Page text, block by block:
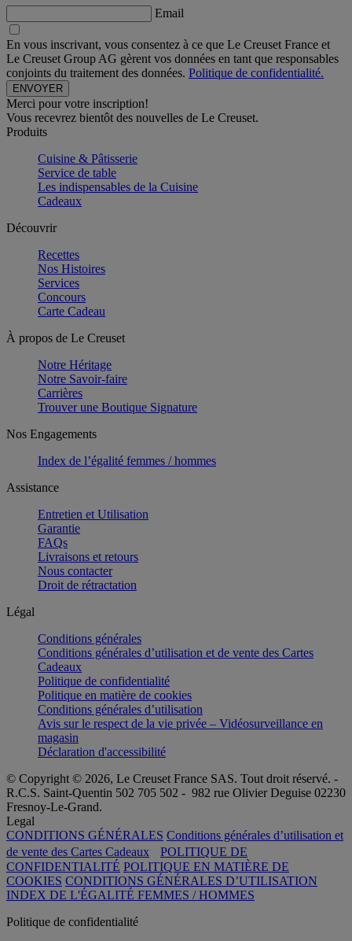
Email
En vous inscrivant, vous consentez à ce que Le Creuset France et
Le Creuset Group AG gèrent vos données en tant que responsables
conjoints du traitement des données. Politique de confidentialité.
Merci pour votre inscription!
Vous recevrez bientôt des nouvelles de Le Creuset.
Produits
Cuisine & Pâtisserie
Service de table
Les indispensables de la Cuisine
Cadeaux
Découvrir
Recettes
Nos Histoires
Services
Concours
Carte Cadeau
À propos de Le Creuset
Notre Héritage
Notre Savoir-faire
Carrières
Trouver une Boutique Signature
Nos Engagements
Index de l’égalité femmes / hommes
Assistance
Entretien et Utilisation
Garantie
FAQs
Livraisons et retours
Nous contacter
Droit de rétractation
Légal
Conditions générales
Conditions générales d’utilisation et de vente des Cartes
Cadeaux
Politique de confidentialité
Politique en matière de cookies
Conditions générales d’utilisation
Avis sur le respect de la vie privée – Vidéosurveillance en
magasin
Déclaration d'accessibilité
© Copyright © 2026, Le Creuset France SAS. Tout droit réservé. -
R.C.S. Saint-Quentin 502 705 502 - 982 rue Olivier Deguise 02230
Fresnoy-Le-Grand.
Legal
CONDITIONS GÉNÉRALES Conditions générales d’utilisation et
de vente des Cartes Cadeaux
POLITIQUE DE
CONFIDENTIALITÉ POLITIQUE EN MATIÈRE DE
COOKIES CONDITIONS GÉNÉRALES D’UTILISATION
INDEX DE L'ÉGALITÉ FEMMES / HOMMES
Politique de confidentialité